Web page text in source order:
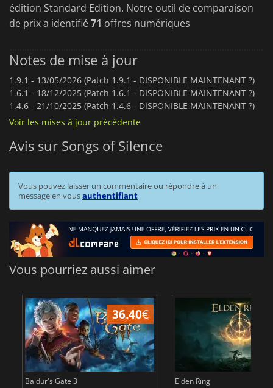
édition Standard Edition. Notre outil de comparaison
de prix a identifié71 offres numériques
Notes de mise à jour
1.9.1 - 13/05/2026 (Patch 1.9.1 - DISPONIBLE MAINTENANT ?️)
1.6.1 - 18/12/2025 (Patch 1.6.1 - DISPONIBLE MAINTENANT ?️)
1.4.6 - 21/10/2025 (Patch 1.4.6 - DISPONIBLE MAINTENANT ?️)
Voir les mises à jour précédente
Avis sur Songs of Silence
Vous pouvez laisser un commentaire ou répondre à un
message en vousauthentifiant
Vous pourriez aussi aimer
36.40€
Baldur's Gate 3 Elden Ring